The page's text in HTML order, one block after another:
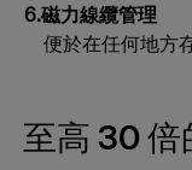
6.磁力線纜管理
便於在任何地方
至高 30